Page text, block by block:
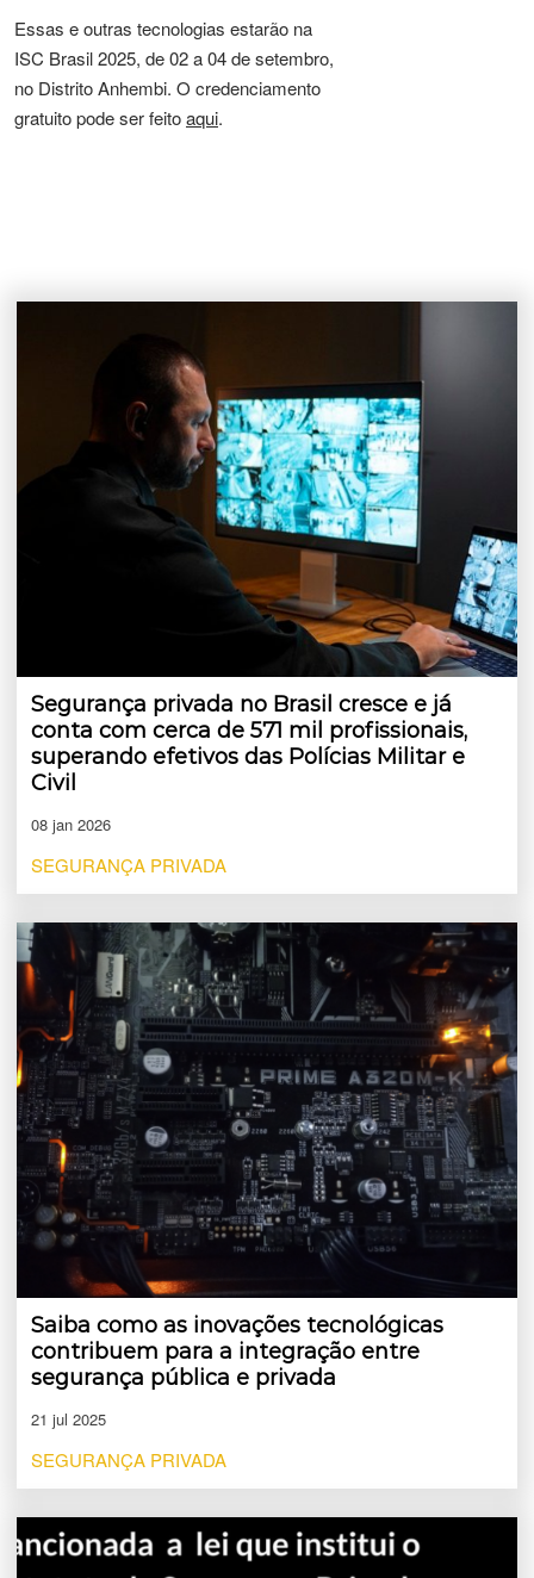
Essas e outras tecnologias estarão na
ISC Brasil 2025, de 02 a 04 de setembro,
no Distrito Anhembi. O credenciamento
gratuito pode ser feitoaqui.
Segurança privada no Brasil cresce e já
conta com cerca de 571 mil profissionais,
superando efetivos das Polícias Militar e
Civil
08 jan 2026
SEGURANÇA PRIVADA
Saiba como as inovações tecnológicas
contribuem para a integração entre
segurança pública e privada
21 jul 2025
SEGURANÇA PRIVADA